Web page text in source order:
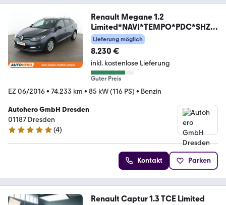
Renault Megane 1.2
Limited*NAVI*TEMPO*PDC*SHZ*
KLIMA*
Lieferung möglich
8.230 €
inkl. kostenlose Lieferung
Guter Preis
EZ 06/2016• 74.233 km • 85 kW (116 PS) • Benzin
Autohero GmbH Dresden
01187 Dresden
5 Sterne
(4)
Kontakt Parken
Renault Captur 1.3 TCE Limited